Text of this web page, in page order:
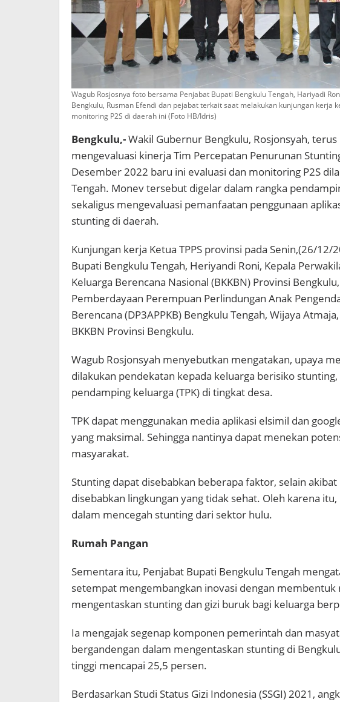
Wagub Rosjosnya foto bersama Penjabat Bupati Bengkulu Tengah, Hariyadi
Bengkulu, Rusman Efendi dan pejabat terkait saat melakukan kunjungan kerja
monitoring P2S di daerah ini (Foto HB/Idris)
Bengkulu,-Wakil Gubernur Bengkulu, Rosjonsyah,
mengevaluasi kinerja Tim Percepatan Penurunan
Desember 2022 baru ini evaluasi dan monitoring P2S
Tengah. Monev tersebut digelar dalam rangka
sekaligus mengevaluasi pemanfaatan penggunaan
stunting di daerah.
Kunjungan kerja Ketua TPPS provinsi pada Senin,(26/
Bupati Bengkulu Tengah, Heriyandi Roni, Kepala
Keluarga Berencana Nasional (BKKBN) Provinsi
Pemberdayaan Perempuan Perlindungan Anak
Berencana (DP3APPKB) Bengkulu Tengah, Wijaya
BKKBN Provinsi Bengkulu.
Wagub Rosjonsyah menyebutkan mengatakan, upaya
dilakukan pendekatan kepada keluarga berisiko
pendamping keluarga (TPK) di tingkat desa.
TPK dapat menggunakan media aplikasi elsimil dan
yang maksimal. Sehingga nantinya dapat menekan
masyarakat.
Stunting dapat disebabkan beberapa faktor, selain
disebabkan lingkungan yang tidak sehat. Oleh karena
dalam mencegah stunting dari sektor hulu.
Rumah Pangan
Sementara itu, Penjabat Bupati Bengkulu Tengah
setempat mengembangkan inovasi dengan membentuk
mengentaskan stunting dan gizi buruk bagi keluarga
Ia mengajak segenap komponen pemerintah dan
bergandengan dalam mengentaskan stunting di
tinggi mencapai 25,5 persen.
Berdasarkan Studi Status Gizi Indonesia (SSGI) 2021,